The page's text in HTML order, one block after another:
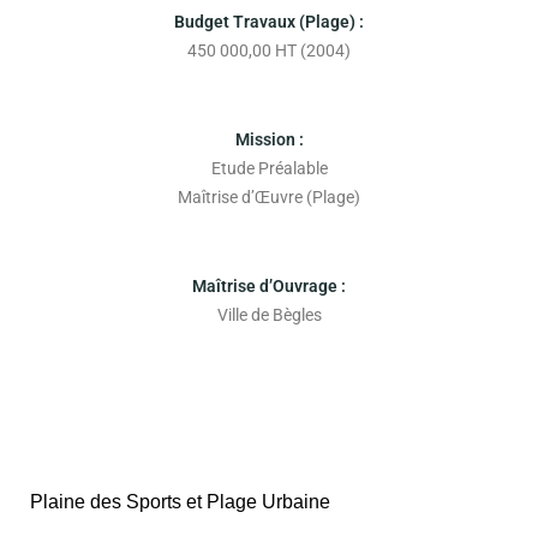
Budget Travaux (Plage) :
450 000,00 HT (2004)
Mission :
Etude Préalable
Maîtrise d’Œuvre (Plage)
Maîtrise d’Ouvrage :
Ville de Bègles
Plaine des Sports et Plage Urbaine